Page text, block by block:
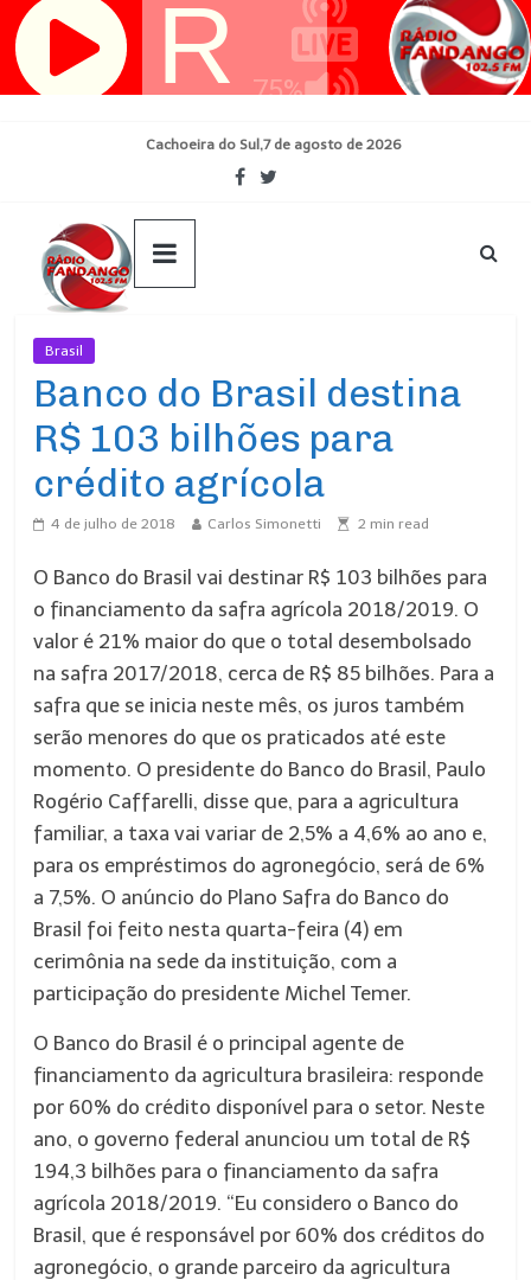
Pular
para
Cachoeira do Sul,7 de agosto de 2026
Brasil
Banco do Brasil destina
R$ 103 bilhões para
crédito agrícola
4 de julho de 2018 Carlos Simonetti 2 min read
O Banco do Brasil vai destinar R$ 103 bilhões para
o financiamento da safra agrícola 2018/2019. O
valor é 21% maior do que o total desembolsado
na safra 2017/2018, cerca de R$ 85 bilhões. Para a
safra que se inicia neste mês, os juros também
serão menores do que os praticados até este
momento. O presidente do Banco do Brasil, Paulo
Rogério Caffarelli, disse que, para a agricultura
familiar, a taxa vai variar de 2,5% a 4,6% ao ano e,
para os empréstimos do agronegócio, será de 6%
a 7,5%. O anúncio do Plano Safra do Banco do
Brasil foi feito nesta quarta-feira (4) em
cerimônia na sede da instituição, com a
participação do presidente Michel Temer.
O Banco do Brasil é o principal agente de
financiamento da agricultura brasileira: responde
por 60% do crédito disponível para o setor. Neste
ano, o governo federal anunciou um total de R$
194,3 bilhões para o financiamento da safra
agrícola 2018/2019. “Eu considero o Banco do
Brasil, que é responsável por 60% dos créditos do
agronegócio, o grande parceiro da agricultura